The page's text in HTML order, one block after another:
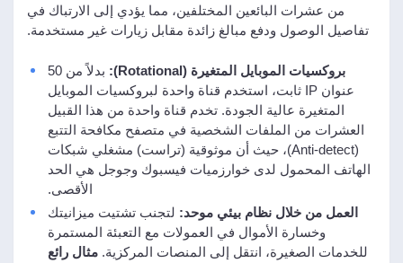
من عشرات البائعين المختلفين، مما يؤدي إلى الارتباك في
تفاصيل الوصول ودفع مبالغ زائدة مقابل زيارات غير مستخدمة.
بروكسيات الموبايل المتغيرة (Rotational):
بدلاً من 50
عنوان IP ثابت، استخدم قناة واحدة لبروكسيات الموبايل
المتغيرة عالية الجودة. تخدم قناة واحدة من هذا القبيل
العشرات من الملفات الشخصية في متصفح مكافحة التتبع
(Anti-detect)، حيث أن موثوقية (تراست) مشغلي شبكات
الهاتف المحمول لدى خوارزميات فيسبوك وجوجل هي الحد
الأقصى.
العمل من خلال نظام بيئي موحد: لتجنب تشتيت ميزانيتك
وخسارة الأموال في العمولات مع التعبئة المستمرة
للخدمات الصغيرة، انتقل إلى المنصات المركزية.مثال رائع